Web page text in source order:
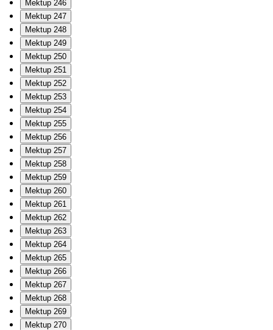
Mektup 246
Mektup 247
Mektup 248
Mektup 249
Mektup 250
Mektup 251
Mektup 252
Mektup 253
Mektup 254
Mektup 255
Mektup 256
Mektup 257
Mektup 258
Mektup 259
Mektup 260
Mektup 261
Mektup 262
Mektup 263
Mektup 264
Mektup 265
Mektup 266
Mektup 267
Mektup 268
Mektup 269
Mektup 270